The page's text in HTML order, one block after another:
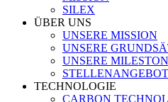
SILEX
ÜBER UNS
UNSERE MISSION
UNSERE
UNSERE
TECHNOLOGIE
CARBON